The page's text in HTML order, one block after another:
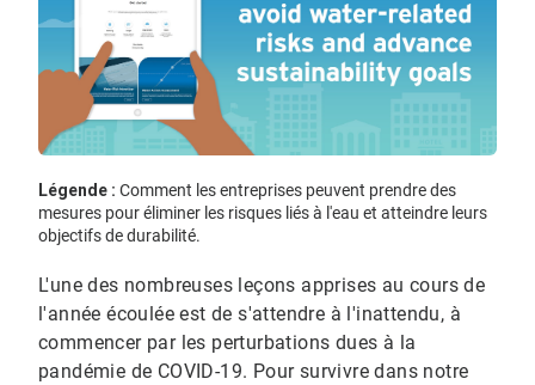
Légende : Comment les entreprises peuvent prendre des
mesures pour éliminer les risques liés à l'eau et atteindre leurs
objectifs de durabilité.​​​​​​​
L'une des nombreuses leçons apprises au cours de
l'année écoulée est de s'attendre à l'inattendu, à
commencer par les perturbations dues à la
pandémie de COVID-19. Pour survivre dans notre